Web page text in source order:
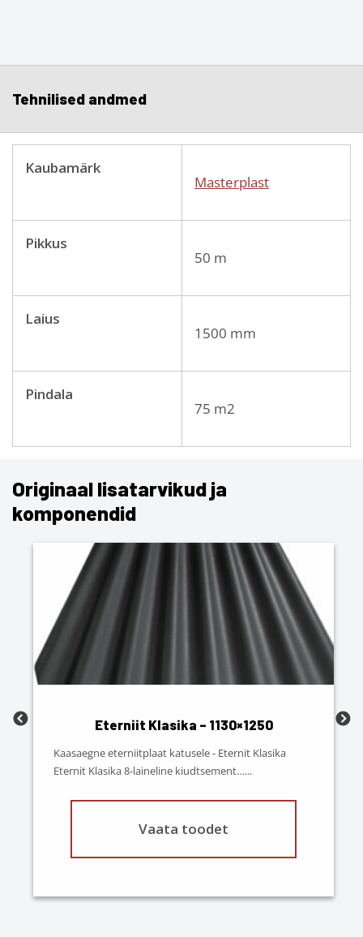
Tehnilised andmed
Kaubamärk
Masterplast
Pikkus
50 m
Laius
1500 mm
Pindala
75 m2
Originaal lisatarvikud ja
komponendid
Eterniit Klasika – 1130×1250
Kaasaegne eterniitplaat katusele - Eternit Klasika
Eternit Klasika 8-laineline kiudtsement…...
Vaata toodet
has